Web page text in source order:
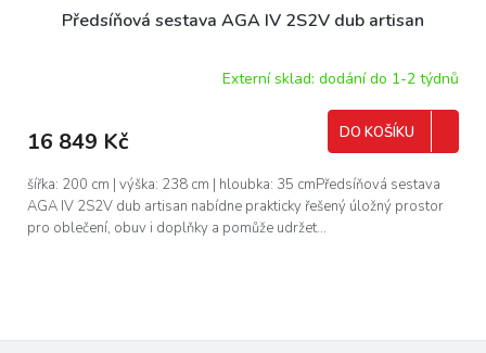
R
Předsíňová sestava AGA IV 2S2V dub artisan
Externí sklad: dodání do 1-2 týdnů
16 849 Kč DO KOŠÍKU
šířka: 200 cm | výška: 238 cm | hloubka: 35 cmPředsíňová sestava
AGA IV 2S2V dub artisan nabídne prakticky řešený úložný prostor
pro oblečení, obuv i doplňky a pomůže udržet...